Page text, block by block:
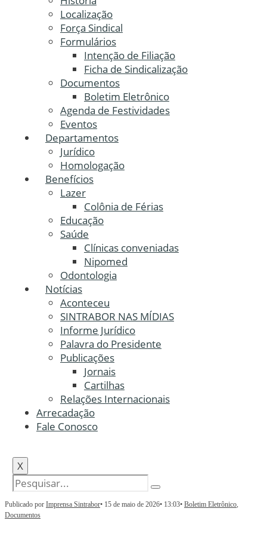
Localização
Força Sindical
Formulários
Intenção de Filiação
Ficha de Sindicalização
Documentos
Boletim Eletrônico
Agenda de Festividades
Eventos
Departamentos
Jurídico
Homologação
Benefícios
Lazer
Colônia de Férias
Educação
Saúde
Clínicas conveniadas
Nipomed
Odontologia
Notícias
Aconteceu
SINTRABOR NAS MÍDIAS
Informe Jurídico
Palavra do Presidente
Publicações
Jornais
Cartilhas
Relações Internacionais
Arrecadação
Fale Conosco
X
Publicado por Imprensa Sintrabor• 15 de maio de 2026• 13:03• Boletim Eletrônico,
Documentos